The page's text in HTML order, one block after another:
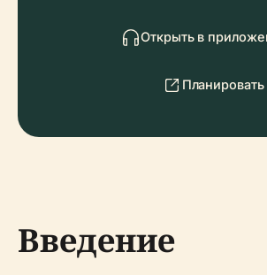
Открыть в
Введение